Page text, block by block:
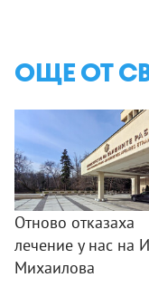
ОЩЕ ОТ
Отново отказаха
лечение у нас на
Михаилова